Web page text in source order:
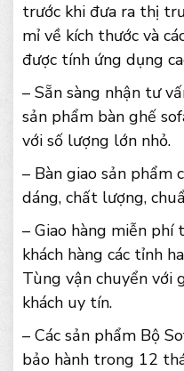
trước khi đưa ra thị
mỉ về kích thước và
được tính ứng dụng
– Sẵn sàng nhận tư
sản phẩm bàn ghế
với số lượng lớn nhỏ.
– Bàn giao sản phẩm
dáng, chất lượng,
– Giao hàng miễn phí
khách hàng các tỉnh
Tùng vận chuyển với
khách uy tín.
– Các sản phẩm Bộ
bảo hành trong 12